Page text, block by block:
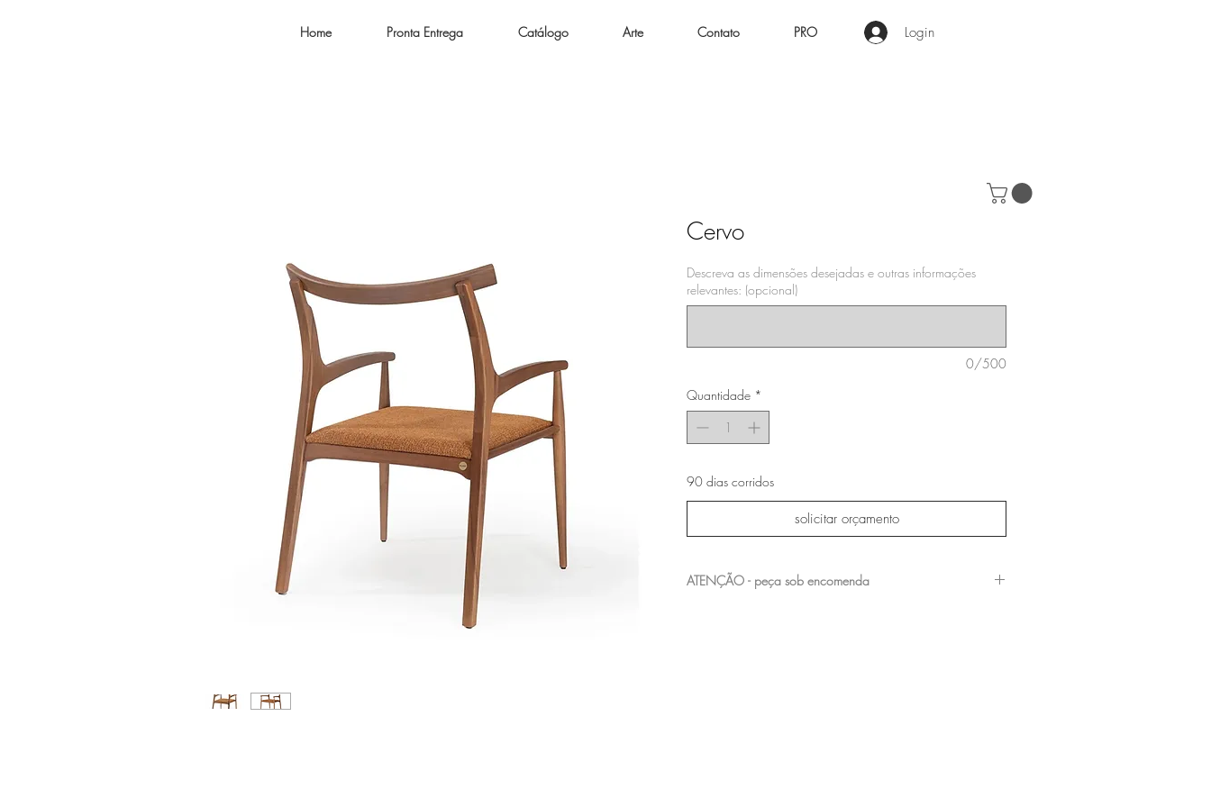
Home Pronta Entrega Catálogo Arte Contato PRO Login
Cervo
Descreva as dimensões desejadas e outras informações
relevantes: (opcional)
0/500
Quantidade *
90 dias corridos
solicitar orçamento
ATENÇÃO - peça sob encomenda